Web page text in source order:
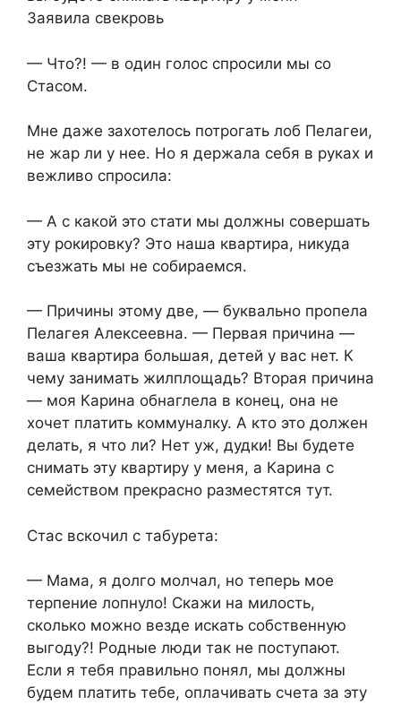
Заявила свекровь
— Что?! — в один голос спросили мы со
Стасом.
Мне даже захотелось потрогать лоб Пелагеи,
не жар ли у нее. Но я держала себя в руках и
вежливо спросила:
— А с какой это стати мы должны совершать
эту рокировку? Это наша квартира, никуда
съезжать мы не собираемся.
— Причины этому две, — буквально пропела
Пелагея Алексеевна. — Первая причина —
ваша квартира большая, детей у вас нет. К
чему занимать жилплощадь? Вторая причина
— моя Карина обнаглела в конец, она не
хочет платить коммуналку. А кто это должен
делать, я что ли? Нет уж, дудки! Вы будете
снимать эту квартиру у меня, а Карина с
семейством прекрасно разместятся тут.
Стас вскочил с табурета:
— Мама, я долго молчал, но теперь мое
терпение лопнуло! Скажи на милость,
сколько можно везде искать собственную
выгоду?! Родные люди так не поступают.
Если я тебя правильно понял, мы должны
будем платить тебе, оплачивать счета за эту